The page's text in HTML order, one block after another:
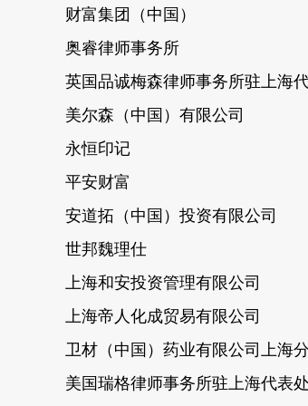
财富集团（中国）
奥睿律师事务所
英国品诚梅森律师事务所驻上海
美尔森（中国）有限公司
永恒印记
平安财富
安道拓（中国）投资有限公司
世邦魏理仕
上海和安投资管理有限公司
上海帝人化成贸易有限公司
卫材（中国）药业有限公司上海
美国瑞格律师事务所驻上海代表处